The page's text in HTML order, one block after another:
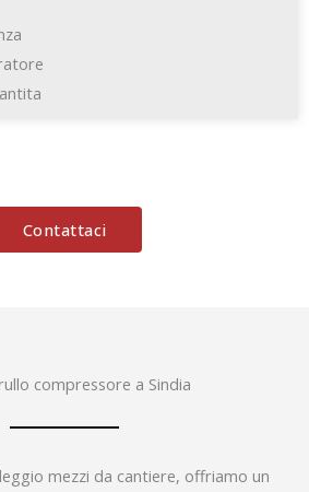
Contattaci
compressore a Sindia
mezzi da cantiere, offriamo un